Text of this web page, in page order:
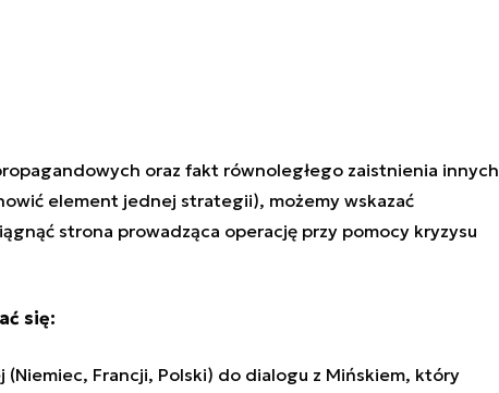
oraz fakt równoległego zaistnienia innych
element jednej strategii), możemy wskazać
strona prowadząca operację przy pomocy kryzysu
się:
(Niemiec, Francji, Polski) do dialogu z Mińskiem, który